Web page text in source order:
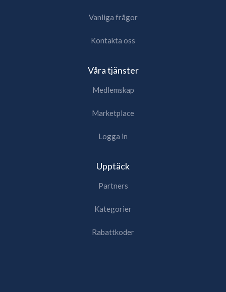
Vanliga frågor
Kontakta oss
Våra tjänster
Medlemskap
Marketplace
Logga in
Upptäck
Partners
Kategorier
Rabattkoder